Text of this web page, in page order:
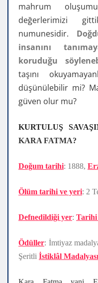
mahrum
değerlerimizi
numunesidir.
insanını
koruduğu
taşını
düşünülebilir mi?
güven olur mu?
KURTULUŞ
KARA FATMA?
Doğum tarihi: 1888,
Ölüm tarihi ve yeri: 2
Defnedildiği yer: Tarihi
Ödüller: İmtiyaz
Şeritli İstiklâl Madalyası